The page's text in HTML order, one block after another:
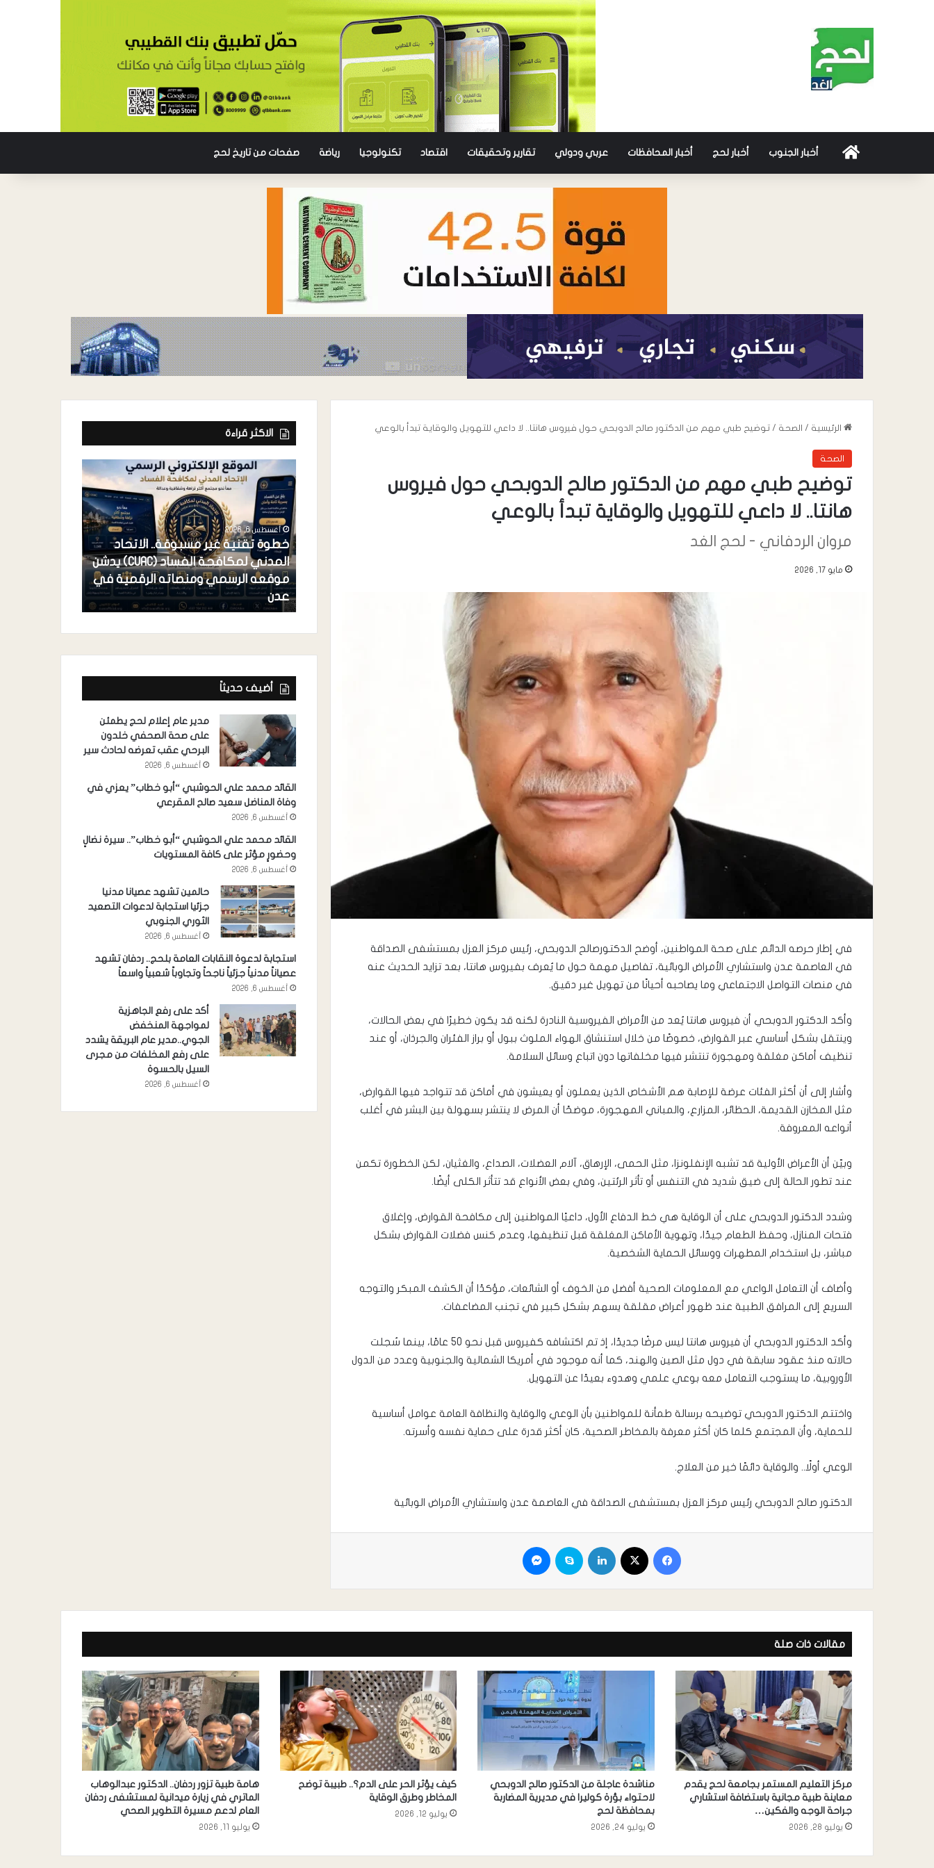
أخبار الجنوب أخبار لحج أخبار المحافظات عربي ودولي تقارير وتحقيقات اقتصاد تكنولوجيا رياضة صفحات من تاريخ لحج
الرئيسية / الصحة / توضيح طبي مهم من الدكتور صالح الدوبحي حول فيروس هانتا.. لا داعي للتهويل والوقاية تبدأ بالوعي
الصحة
توضيح طبي مهم من الدكتور صالح الدوبحي حول فيروس
هانتا.. لا داعي للتهويل والوقاية تبدأ بالوعي
مروان الردفاني - لحج الغد
مايو 17, 2026
في إطار حرصه الدائم على صحة المواطنين، أوضح الدكتورصالح الدوبحي، رئيس مركز العزل بمستشفى الصداقة
في العاصمة عدن واستشاري الأمراض الوبائية، تفاصيل مهمة حول ما يُعرف بفيروس هانتا، بعد تزايد الحديث عنه
في منصات التواصل الاجتماعي وما يصاحبه أحيانًا من تهويل غير دقيق.
وأكد الدكتور الدوبحي أن فيروس هانتا يُعد من الأمراض الفيروسية النادرة لكنه قد يكون خطيرًا في بعض الحالات،
وينتقل بشكل أساسي عبر القوارض، خصوصًا من خلال استنشاق الهواء الملوث ببول أو براز الفئران والجرذان، أو عند
تنظيف أماكن مغلقة ومهجورة تنتشر فيها مخلفاتها دون اتباع وسائل السلامة.
وأشار إلى أن أكثر الفئات عرضة للإصابة هم الأشخاص الذين يعملون أو يعيشون في أماكن قد تتواجد فيها القوارض،
مثل المخازن القديمة، الحظائر، المزارع، والمباني المهجورة، موضحًا أن المرض لا ينتشر بسهولة بين البشر في أغلب
أنواعه المعروفة.
وبيّن أن الأعراض الأولية قد تشبه الإنفلونزا، مثل الحمى، الإرهاق، آلام العضلات، الصداع، والغثيان، لكن الخطورة تكمن
عند تطور الحالة إلى ضيق شديد في التنفس أو تأثر الرئتين، وفي بعض الأنواع قد تتأثر الكلى أيضًا.
وشدد الدكتور الدوبحي على أن الوقاية هي خط الدفاع الأول، داعيًا المواطنين إلى مكافحة القوارض، وإغلاق
فتحات المنازل، وحفظ الطعام جيدًا، وتهوية الأماكن المغلقة قبل تنظيفها، وعدم كنس فضلات القوارض بشكل
مباشر، بل استخدام المطهرات ووسائل الحماية الشخصية.
وأضاف أن التعامل الواعي مع المعلومات الصحية أفضل من الخوف أو الشائعات، مؤكدًا أن الكشف المبكر والتوجه
السريع إلى المرافق الطبية عند ظهور أعراض مقلقة يسهم بشكل كبير في تجنب المضاعفات.
وأكد الدكتور الدوبحي أن فيروس هانتا ليس مرضًا جديدًا، إذ تم اكتشافه كفيروس قبل نحو 50 عامًا، بينما سُجلت
حالاته منذ عقود سابقة في دول مثل الصين والهند، كما أنه موجود في أمريكا الشمالية والجنوبية وعدد من الدول
الأوروبية، ما يستوجب التعامل معه بوعي علمي وهدوء بعيدًا عن التهويل.
واختتم الدكتور الدوبحي توضيحه برسالة طمأنة للمواطنين بأن الوعي والوقاية والنظافة العامة عوامل أساسية
للحماية، وأن المجتمع كلما كان أكثر معرفة بالمخاطر الصحية، كان أكثر قدرة على حماية نفسه وأسرته.
الوعي أولًا.. والوقاية دائمًا خير من العلاج.
الدكتور صالح الدوبحي رئيس مركز العزل بمستشفى الصداقة في العاصمة عدن واستشاري الأمراض الوبائية
الاكثر قراءة
أغسطس 6, 2026
صالح المقرعي
الحروق والتجميل
أغسطس 6, 2026
خطوة تقنية غير مسبوقة.. الاتحاد
المدني لمكافحة الفساد (CUAC) يدشن
موقعه الرسمي ومنصاته الرقمية في
عدن
أضيف حديثاً
مدير عام إعلام لحج يطمئن
على صحة الصحفي خلدون
البرحي عقب تعرضه لحادث سير
أغسطس 6, 2026
القائد محمد علي الحوشبي “أبو خطاب” يعزي في
وفاة المناضل سعيد صالح المقرعي
أغسطس 6, 2026
القائد محمد علي الحوشبي “أبو خطاب”.. سيرة نضالٍ
وحضورٍ مؤثر على كافة المستويات
أغسطس 6, 2026
حالمين تشهد عصيانا مدنيا
جزئيا استجابة لدعوات التصعيد
الثوري الجنوبي
أغسطس 6, 2026
استجابة لدعوة النقابات العامة بلحج.. ردفان تشهد
عصياناً مدنياً جزئياً ناجحاً وتجاوباً شعبياً واسعاً
أغسطس 6, 2026
أكد على رفع الجاهزية
لمواجهة المنخفض
الجوي..مدير عام البريقة يشدد
على رفع المخلفات من مجرى
السيل بالحسوة
أغسطس 6, 2026
مقالات ذات صلة
مركز التعليم المستمر بجامعة لحج يقدم
معاينة طبية مجانية باستضافة استشاري
جراحة الوجه والفكين…
يوليو 28, 2026
مناشدة عاجلة من الدكتور صالح الدوبحي
لاحتواء بؤرة كوليرا في مديرية المضاربة
بمحافظة لحج
يوليو 24, 2026
كيف يؤثر الحر على الدم؟.. طبيبة توضح
المخاطر وطرق الوقاية
يوليو 12, 2026
هامة طبية تزور ردفان.. الدكتور عبدالوهاب
الماتري في زيارة ميدانية لمستشفى ردفان
العام لدعم مسيرة التطوير الصحي
يوليو 11, 2026